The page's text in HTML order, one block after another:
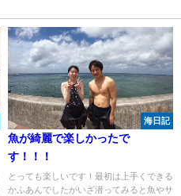
海日記
魚が綺麗で楽しかったで
す！！！
とっても楽しいです！最初は上手くできる
かふあんでしたがいざ潜ってみると魚やサ